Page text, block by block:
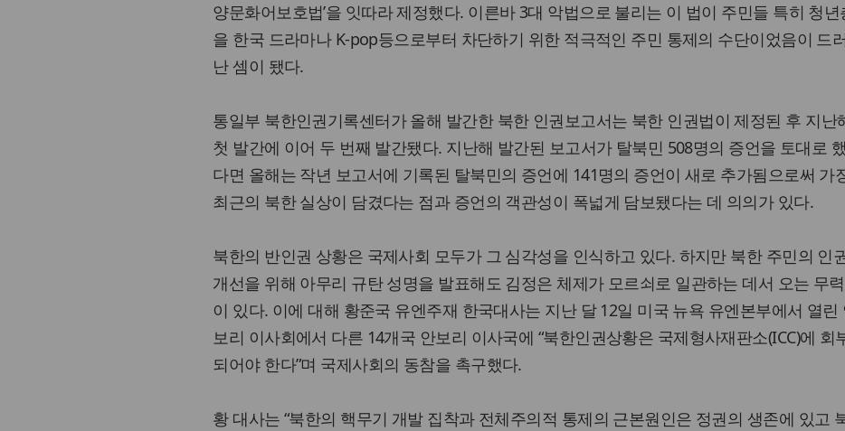
양문화어보호법’을 잇따라 제정했다. 이른바 3대 악법으로 불리는 이 법이 주민들 특히 청년
을 한국 드라마나 K-pop등으로부터 차단하기 위한 적극적인 주민 통제의 수단이었음이 드러
난 셈이 됐다.
통일부 북한인권기록센터가 올해 발간한 북한 인권보고서는 북한 인권법이 제정된 후 지난
첫 발간에 이어 두 번째 발간됐다. 지난해 발간된 보고서가 탈북민 508명의 증언을 토대로 했
다면 올해는 작년 보고서에 기록된 탈북민의 증언에 141명의 증언이 새로 추가됨으로써 가
최근의 북한 실상이 담겼다는 점과 증언의 객관성이 폭넓게 담보됐다는 데 의의가 있다.
북한의 반인권 상황은 국제사회 모두가 그 심각성을 인식하고 있다. 하지만 북한 주민의 인
개선을 위해 아무리 규탄 성명을 발표해도 김정은 체제가 모르쇠로 일관하는 데서 오는 무
이 있다. 이에 대해 황준국 유엔주재 한국대사는 지난 달 12일 미국 뉴욕 유엔본부에서 열린
보리 이사회에서 다른 14개국 안보리 이사국에 “북한인권상황은 국제형사재판소(ICC)에 회
되어야 한다”며 국제사회의 동참을 촉구했다.
황 대사는 “북한의 핵무기 개발 집착과 전체주의적 통제의 근본원인은 정권의 생존에 있고